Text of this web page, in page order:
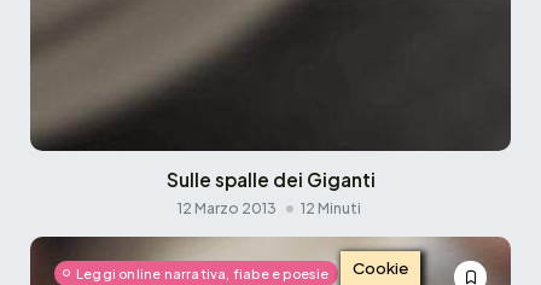
Sulle spalle dei Giganti
12 Marzo 2013 12 Minuti
Leggi online narrativa, fiabe e poesie Cookie